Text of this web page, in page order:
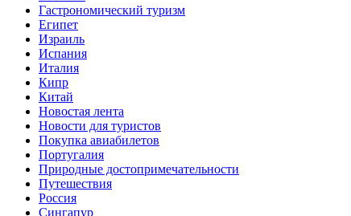
Гастрономический туризм
Египет
Израиль
Испания
Италия
Кипр
Китай
Новостая лента
Новости для туристов
Покупка авиабилетов
Португалия
Природные достопримечательности
Путешествия
Россия
Сингапур